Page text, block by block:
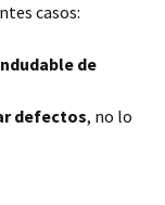
casos:
de
defectos, no lo